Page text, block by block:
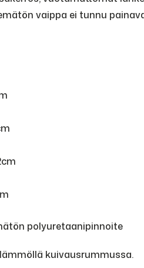
vaippa ei tunnu
polyuretaanipinnoite
kuivausrummussa.